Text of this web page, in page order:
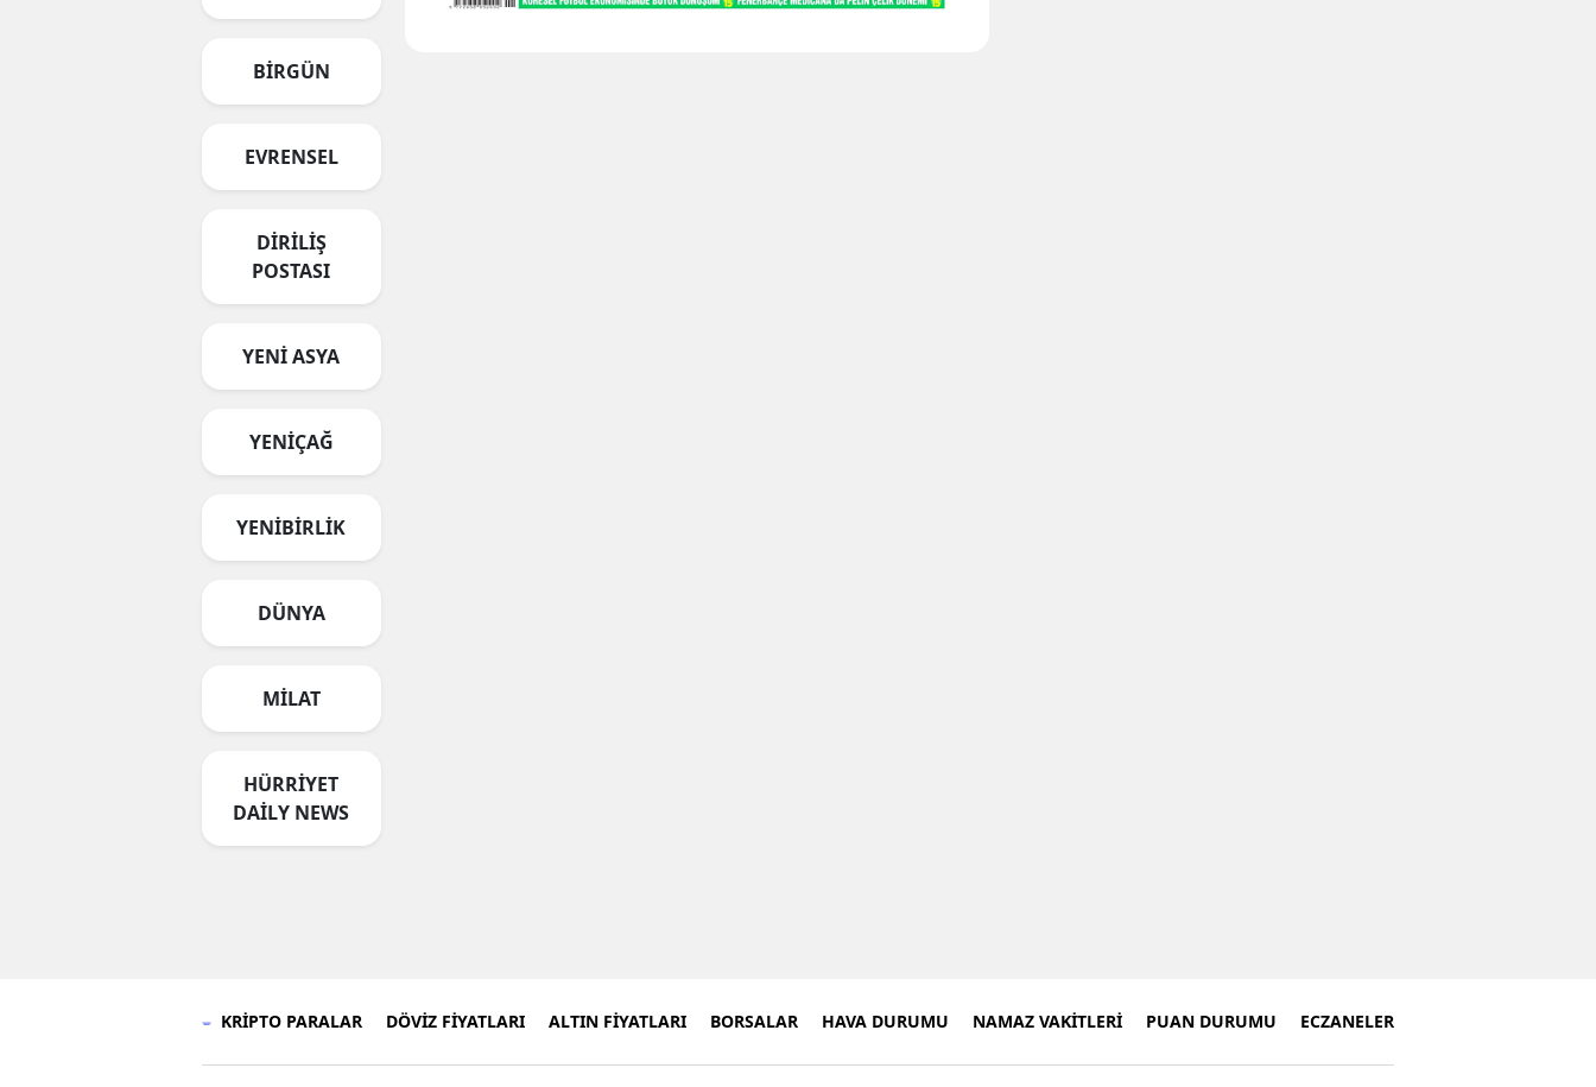
BİRGÜN
EVRENSEL
DİRİLİŞ
POSTASI
YENİ ASYA
YENİÇAĞ
YENİBİRLİK
DÜNYA
MİLAT
HÜRRİYET
DAİLY NEWS
KRİPTO PARALAR DÖVİZ FİYATLARI ALTIN FİYATLARI BORSALAR HAVA DURUMU NAMAZ VAKİTLERİ PUAN DURUMU ECZANELER